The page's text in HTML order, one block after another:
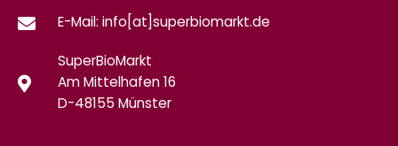
E-Mail: info[at]superbiomarkt.de
SuperBioMarkt
Am Mittelhafen 16
D-48155 Münster